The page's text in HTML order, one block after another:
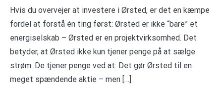
Hvis du overvejer at investere i Ørsted, er det en kæmpe
fordel at forstå én ting først: Ørsted er ikke “bare” et
energiselskab – Ørsted er en projektvirksomhed. Det
betyder, at Ørsted ikke kun tjener penge på at sælge
strøm. De tjener penge ved at: Det gør Ørsted til en
meget spændende aktie – men […]